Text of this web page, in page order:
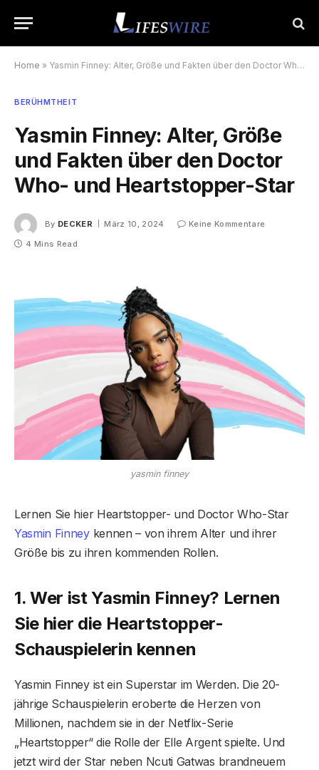
Home » Yasmin Finney: Alter, Größe und Fakten über den Doctor Who- und Heartstopper-Star
BERÜHMTHEIT
Yasmin Finney: Alter, Größe
und Fakten über den Doctor
Who- und Heartstopper-Star
By DECKER März 10, 2024
Keine Kommentare
4 Mins Read
yasmin finney
Lernen Sie hier Heartstopper- und Doctor Who-Star
Yasmin Finneykennen – von ihrem Alter und ihrer
Größe bis zu ihren kommenden Rollen.
1. Wer ist Yasmin Finney? Lernen
Sie hier die Heartstopper-
Schauspielerin kennen
Yasmin Finney ist ein Superstar im Werden. Die 20-
jährige Schauspielerin eroberte die Herzen von
Millionen, nachdem sie in der Netflix-Serie
„Heartstopper“ die Rolle der Elle Argent spielte. Und
jetzt wird der Star neben Ncuti Gatwas brandneuem